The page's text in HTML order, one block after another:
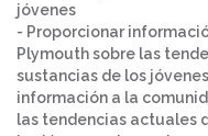
jóvenes
- Proporcionar
Plymouth sobre las
sustancias de los
información a la
las tendencias actuales